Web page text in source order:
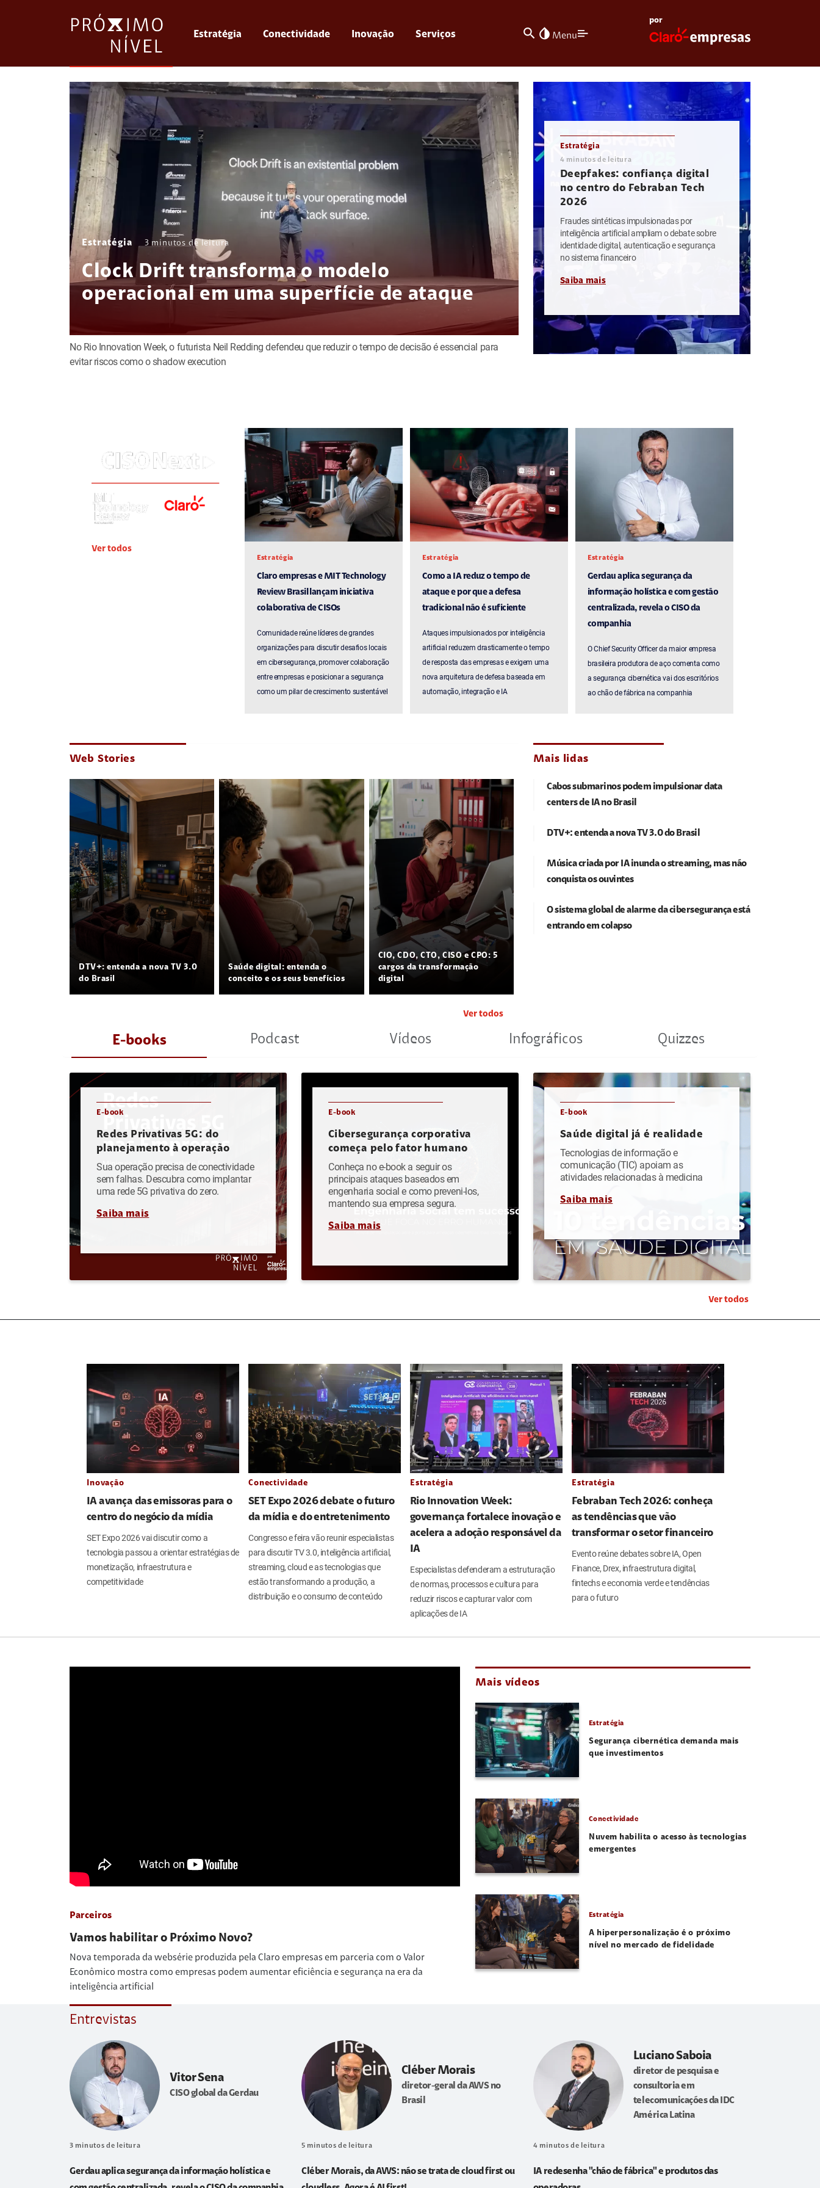
Estratégia Conectividade Inovação Serviços search invert_colors Menu
por
Estratégia 3 minutos de leitura
Clock Drift transforma o modelo
operacional em uma superfície de ataque
No Rio Innovation Week, o futurista Neil Redding defendeu que reduzir o tempo de decisão é essencial para
evitar riscos como o shadow execution
Estratégia
4 minutos de leitura
Deepfakes: confiança digital
no centro do Febraban Tech
2026
Fraudes sintéticas impulsionadas por
inteligência artificial ampliam o debate sobre
identidade digital, autenticação e segurança
no sistema financeiro
Saiba mais
Ver todos
Estratégia
Claro empresas e MIT Technology
Review Brasil lançam iniciativa
colaborativa de CISOs
Comunidade reúne líderes de grandes
organizações para discutir desafios locais
em cibersegurança, promover colaboração
entre empresas e posicionar a segurança
como um pilar de crescimento sustentável
Estratégia
Como a IA reduz o tempo de
ataque e por que a defesa
tradicional não é suficiente
Ataques impulsionados por inteligência
artificial reduzem drasticamente o tempo
de resposta das empresas e exigem uma
nova arquitetura de defesa baseada em
automação, integração e IA
Estratégia
Gerdau aplica segurança da
informação holística e com gestão
centralizada, revela o CISO da
companhia
O Chief Security Officer da maior empresa
brasileira produtora de aço comenta como
a segurança cibernética vai dos escritórios
ao chão de fábrica na companhia
Web Stories
DTV+: entenda a nova TV 3.0
do Brasil
Saúde digital: entenda o
conceito e os seus benefícios
CIO, CDO, CTO, CISO e CPO: 5
cargos da transformação
digital
Ver todos
Mais lidas
Cabos submarinos podem impulsionar data
centers de IA no Brasil
DTV+: entenda a nova TV 3.0 do Brasil
Música criada por IA inunda o streaming, mas não
conquista os ouvintes
O sistema global de alarme da cibersegurança está
entrando em colapso
E-books Podcast Vídeos Infográficos Quizzes
E-book
Redes Privativas 5G: do
planejamento à operação
Sua operação precisa de conectividade
sem falhas. Descubra como implantar
uma rede 5G privativa do zero.
Saiba mais
E-book
Cibersegurança corporativa
começa pelo fator humano
Conheça no e-book a seguir os
principais ataques baseados em
engenharia social e como preveni-los,
mantendo sua empresa segura.
Saiba mais
E-book
Saúde digital já é realidade
Tecnologias de informação e
comunicação (TIC) apoiam as
atividades relacionadas à medicina
Saiba mais
Ver todos
Inovação
IA avança das emissoras para o
centro do negócio da mídia
SET Expo 2026 vai discutir como a
tecnologia passou a orientar estratégias de
monetização, infraestrutura e
competitividade
Conectividade
SET Expo 2026 debate o futuro
da mídia e do entretenimento
Congresso e feira vão reunir especialistas
para discutir TV 3.0, inteligência artificial,
streaming, cloud e as tecnologias que
estão transformando a produção, a
distribuição e o consumo de conteúdo
Estratégia
Rio Innovation Week:
governança fortalece inovação e
acelera a adoção responsável da
IA
Especialistas defenderam a estruturação
de normas, processos e cultura para
reduzir riscos e capturar valor com
aplicações de IA
Estratégia
Febraban Tech 2026: conheça
as tendências que vão
transformar o setor financeiro
Evento reúne debates sobre IA, Open
Finance, Drex, infraestrutura digital,
fintechs e economia verde e tendências
para o futuro
Parceiros
Vamos habilitar o Próximo Novo?
Nova temporada da websérie produzida pela Claro empresas em parceria com o Valor
Econômico mostra como empresas podem aumentar eficiência e segurança na era da
inteligência artificial
Mais vídeos
Estratégia
Segurança cibernética demanda mais
que investimentos
Conectividade
Nuvem habilita o acesso às tecnologias
emergentes
Estratégia
A hiperpersonalização é o próximo
nível no mercado de fidelidade
Entrevistas
Vitor Sena
CISO global da Gerdau
3 minutos de leitura
Gerdau aplica segurança da informação holística e
Cléber Morais
diretor-geral da AWS no
Brasil
5 minutos de leitura
Cléber Morais, da AWS: não se trata de cloud first ou
Luciano Saboia
diretor de pesquisa e
consultoria em
telecomunicações da IDC
América Latina
4 minutos de leitura
IA redesenha "chão de fábrica" e produtos das